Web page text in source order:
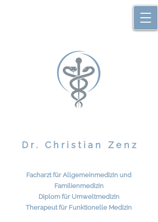
D r . C h r i s t i a n Z e n z
Facharzt für Allgemeinmedizin und
Familienmedizin
Diplom für Umweltmedizin
Therapeut für Funktionelle Medizin